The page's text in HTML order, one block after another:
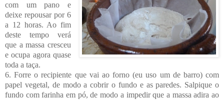
com um pano e
deixe repousar por 6
a 12 horas. Ao fim
deste tempo verá
que a massa cresceu
e ocupa agora quase
toda a taça.
6. Forre o recipiente que vai ao forno (eu uso um de barro) com
papel vegetal, de modo a cobrir o fundo e as paredes. Salpique o
fundo com farinha em pó, de modo a impedir que a massa adira ao